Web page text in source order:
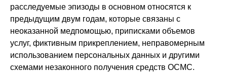
расследуемые эпизоды в основном относятся к
предыдущим двум годам, которые связаны с
неоказанной медпомощью, приписками объемов
услуг, фиктивным прикреплением, неправомерным
использованием персональных данных и другими
схемами незаконного получения средств ОСМС.